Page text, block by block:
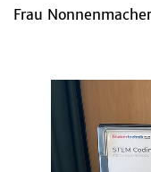
Frau Nonnenmacher